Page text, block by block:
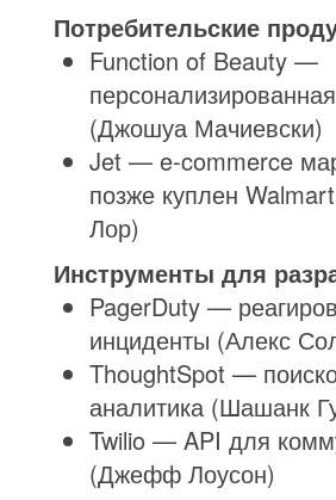
Потребительские
Function of Beauty —
(Джошуа Мачиевски)
Jet — e-commerce
позже куплен
Лор)
Инструменты для
PagerDuty —
инциденты (Алекс
ThoughtSpot —
аналитика (Шашанк
Twilio — API для
(Джефф Лоусон)